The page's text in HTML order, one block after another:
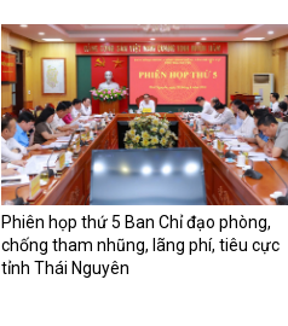
Phiên họp thứ 5 Ban Chỉ đạo phòng,
chống tham nhũng, lãng phí, tiêu cực
tỉnh Thái Nguyên